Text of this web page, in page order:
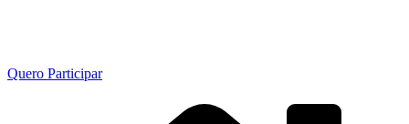
Quero Participar